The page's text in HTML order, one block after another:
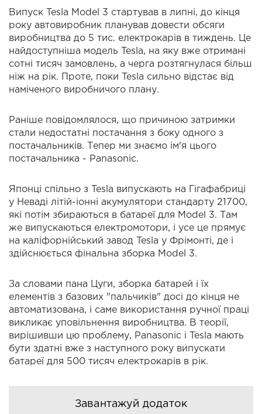
Випуск Tesla Model 3 стартував в липні, до кінця
року автовиробник планував довести обсяги
виробництва до 5 тис. електрокарів в тиждень. Це
найдоступніша модель Tesla, на яку вже отримані
сотні тисяч замовлень, а черга розтягнулася більш
ніж на рік. Проте, поки Tesla сильно відстає від
наміченого виробничого плану.
Раніше повідомлялося, що причиною затримки
стали недостатні постачання з боку одного з
постачальників. Тепер ми знаємо ім'я цього
постачальника - Panasonic.
Японці спільно з Tesla випускають на Гігафабриці
у Неваді літій-іонні акумулятори стандарту 21700,
які потім збираються в батареї для Model 3. Там
же випускаються електромотори, і усе це прямує
на каліфорнійський завод Tesla у Фрімонті, де і
здійснюється фінальна зборка Model 3.
За словами пана Цуги, зборка батарей і їх
елементів з базових "пальчиків" досі до кінця не
автоматизована, і саме використання ручної праці
викликає уповільнення виробництва. В теорії,
вирішивши цю проблему, Panasonic і Tesla мають
бути здатні вже з наступного року випускати
батареї для 500 тисяч електрокарів в рік.
Завантажуй додаток